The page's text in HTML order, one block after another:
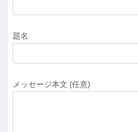
題名
メッセージ本文 (任意)